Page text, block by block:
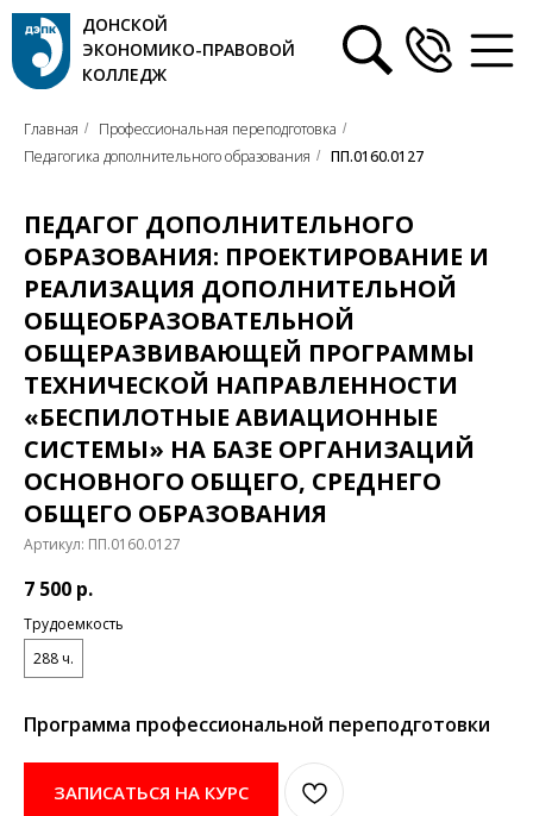
ДОНСКОЙ
ЭКОНОМИКО-ПРАВОВОЙ
КОЛЛЕДЖ
Главная / Профессиональная переподготовка /
Педагогика дополнительного образования / ПП.0160.0127
ПЕДАГОГ ДОПОЛНИТЕЛЬНОГО
ОБРАЗОВАНИЯ: ПРОЕКТИРОВАНИЕ И
РЕАЛИЗАЦИЯ ДОПОЛНИТЕЛЬНОЙ
ОБЩЕОБРАЗОВАТЕЛЬНОЙ
ОБЩЕРАЗВИВАЮЩЕЙ ПРОГРАММЫ
ТЕХНИЧЕСКОЙ НАПРАВЛЕННОСТИ
«БЕСПИЛОТНЫЕ АВИАЦИОННЫЕ
СИСТЕМЫ» НА БАЗЕ ОРГАНИЗАЦИЙ
ОСНОВНОГО ОБЩЕГО, СРЕДНЕГО
ОБЩЕГО ОБРАЗОВАНИЯ
Артикул: ПП.0160.0127
7 500 р.
Трудоемкость
288 ч.
Программа профессиональной переподготовки
ЗАПИСАТЬСЯ НА КУРС